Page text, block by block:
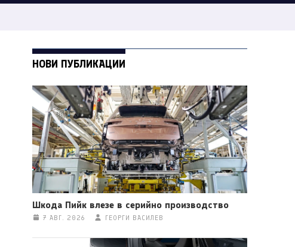
НОВИ ПУБЛИКАЦИИ
Шкода Пийк влезе в серийно производство
7 АВГ. 2026 ГЕОРГИ ВАСИЛЕВ